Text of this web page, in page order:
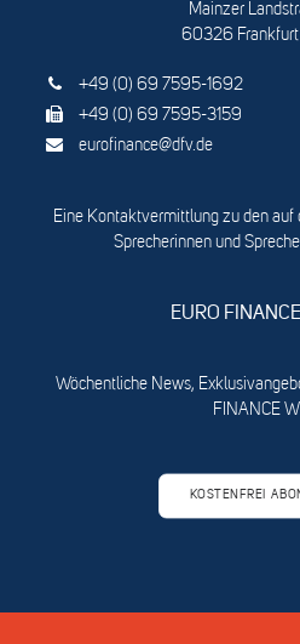
Mainzer
60326 Frankfurt
+49 (0) 69 7595-1692
+49 (0) 69 7595-3159
eurofinance@dfv.de
Eine Kontaktvermittlung zu den
Sprecherinnen und
EURO
Wöchentliche News,
FINANCE
KOSTENFREI